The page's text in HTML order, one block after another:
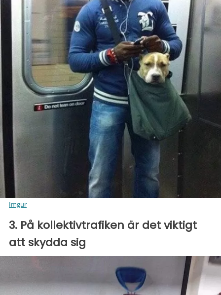
Imgur
3. På kollektivtrafiken är det viktigt
att skydda sig